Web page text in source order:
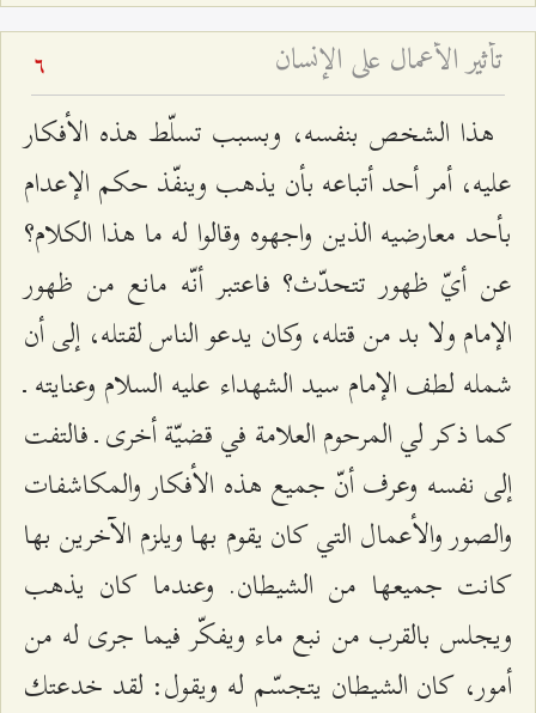
تأثير الأعمال على الإنسان 6
هذا الشخص بنفسه، وبسبب تسلّط هذه الأفكار
عليه، أمر أحد أتباعه بأن يذهب وينفّذ حكم الإعدام
بأحد معارضيه الذين واجهوه وقالوا له ما هذا الكلام؟
عن أيّ ظهور تتحدّث؟ فاعتبر أنّه مانع من ظهور
الإمام ولا بد من قتله، وكان يدعو الناس لقتله، إلى أن
شمله لطف الإمام سيد الشهداء عليه السلام وعنايته ـ
كما ذكر لي المرحوم العلامة في قضيّة أخرى ـ فالتفت
إلى نفسه وعرف أنّ جميع هذه الأفكار والمكاشفات
والصور والأعمال التي كان يقوم بها ويلزم الآخرين بها
كانت جميعها من الشيطان. وعندما كان يذهب
ويجلس بالقرب من نبع ماء ويفكّر فيما جرى له من
أمور، كان الشيطان يتجسّم له ويقول: لقد خدعتك